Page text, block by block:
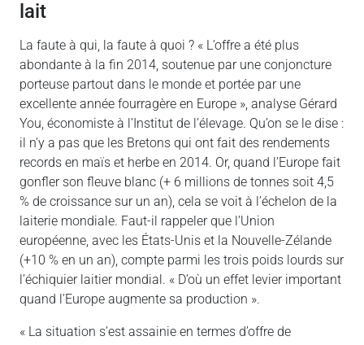
lait
La faute à qui, la faute à quoi ? « L’offre a été plus
abondante à la fin 2014, soutenue par une conjoncture
porteuse partout dans le monde et portée par une
excellente année fourragère en Europe », analyse Gérard
You, économiste à l’Institut de l’élevage. Qu’on se le dise :
il n’y a pas que les Bretons qui ont fait des rendements
records en maïs et herbe en 2014. Or, quand l’Europe fait
gonfler son fleuve blanc (+ 6 millions de tonnes soit 4,5
% de croissance sur un an), cela se voit à l’échelon de la
laiterie mondiale. Faut-il rappeler que l’Union
européenne, avec les États-Unis et la Nouvelle-Zélande
(+10 % en un an), compte parmi les trois poids lourds sur
l’échiquier laitier mondial. « D’où un effet levier important
quand l’Europe augmente sa production ».
« La situation s’est assainie en termes d’offre de